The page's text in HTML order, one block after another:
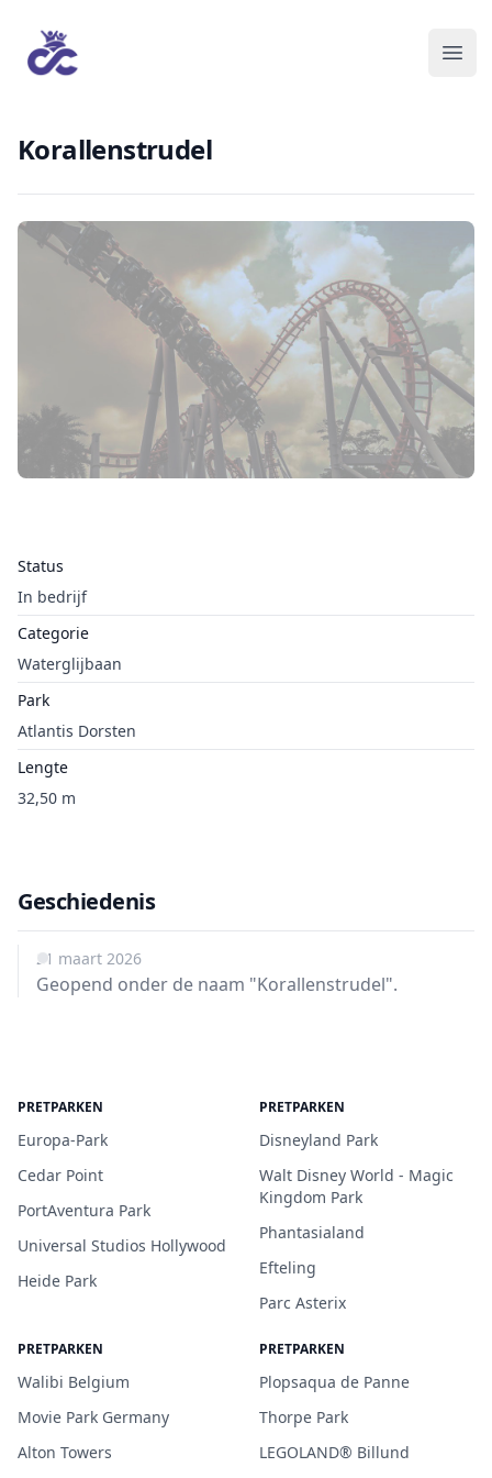
Korallenstrudel
Status
In bedrijf
Categorie
Waterglijbaan
Park
Atlantis Dorsten
Lengte
32,50 m
Geschiedenis
21 maart 2026
Geopend onder de naam "Korallenstrudel".
PRETPARKEN
Europa-Park
Cedar Point
PortAventura Park
Universal Studios Hollywood
Heide Park
PRETPARKEN
Disneyland Park
Walt Disney World - Magic
Kingdom Park
Phantasialand
Efteling
Parc Asterix
PRETPARKEN
Walibi Belgium
Movie Park Germany
Alton Towers
PRETPARKEN
Plopsaqua de Panne
Thorpe Park
LEGOLAND® Billund